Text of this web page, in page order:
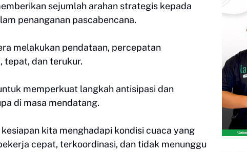
sejumlah arahan strategis kepada
penanganan pascabencana.
melakukan pendataan, percepatan
tepat, dan terukur.
memperkuat langkah antisipasi dan
di masa mendatang.
kita menghadapi kondisi cuaca yang
cepat, terkoordinasi, dan tidak menunggu